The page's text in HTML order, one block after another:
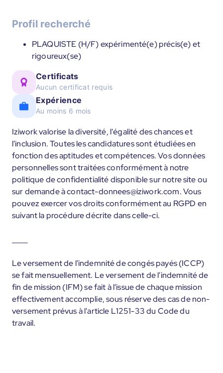
Profil recherché
PLAQUISTE (H/F) expérimenté(e) précis(e) et
rigoureux(se)
Certificats
Aucun certificat requis
Expérience
Au moins 6 mois
Iziwork valorise la diversité, l'égalité des chances et
l'inclusion. Toutes les candidatures sont étudiées en
fonction des aptitudes et compétences. Vos données
personnelles sont traitées conformément à notre
politique de confidentialité disponible sur notre site ou
sur demande à contact-donnees@iziwork.com. Vous
pouvez exercer vos droits conformément au RGPD en
suivant la procédure décrite dans celle-ci.
Le versement de l'indemnité de congés payés (ICCP)
se fait mensuellement. Le versement de l'indemnité de
fin de mission (IFM) se fait à l'issue de chaque mission
effectivement accomplie, sous réserve des cas de non-
versement prévus à l'article L1251-33 du Code du
travail.